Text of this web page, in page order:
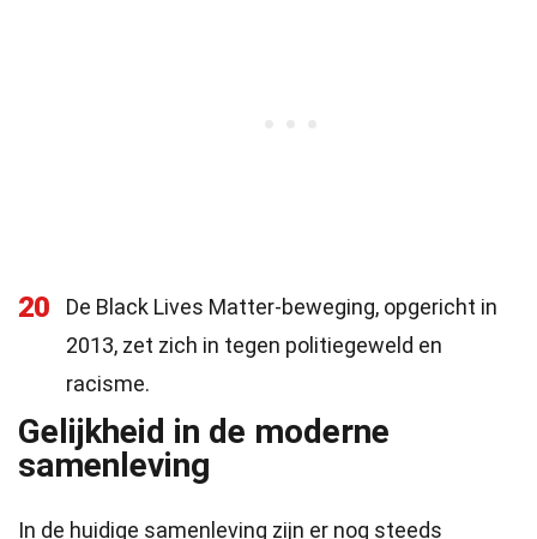
20
De Black Lives Matter-beweging, opgericht in
2013, zet zich in tegen politiegeweld en
racisme.
Gelijkheid in de moderne
samenleving
In de huidige samenleving zijn er nog steeds